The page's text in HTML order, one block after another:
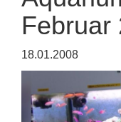
Februar
18.01.2008